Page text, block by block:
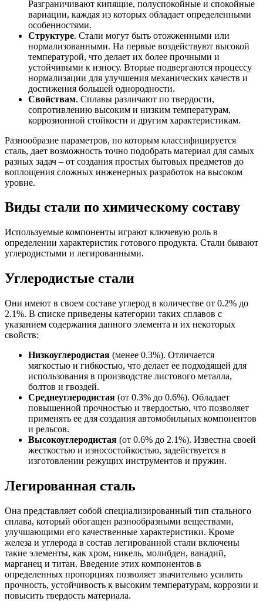
Разграничивают кипящие, полуспокойные и спокойные
вариации, каждая из которых обладает определенными
особенностями.
Структуре. Стали могут быть отожженными или
нормализованными. На первые воздействуют высокой
температурой, что делает их более прочными и
устойчивыми к износу. Вторые подвергаются процессу
нормализации для улучшения механических качеств и
достижения большей однородности.
Свойствам. Сплавы различают по твердости,
сопротивлению высоким и низким температурам,
коррозионной стойкости и другим характеристикам.
Разнообразие параметров, по которым классифицируется
сталь, дает возможность точно подобрать материал для самых
разных задач – от создания простых бытовых предметов до
воплощения сложных инженерных разработок на высоком
уровне.
Виды стали по химическому составу
Используемые компоненты играют ключевую роль в
определении характеристик готового продукта. Стали бывают
углеродистыми и легированными.
Углеродистые стали
Они имеют в своем составе углерод в количестве от 0.2% до
2.1%. В списке приведены категории таких сплавов с
указанием содержания данного элемента и их некоторых
свойств:
Низкоуглеродистая (менее 0.3%). Отличается
мягкостью и гибкостью, что делает ее подходящей для
использования в производстве листового металла,
болтов и гвоздей.
Среднеуглеродистая (от 0.3% до 0.6%). Обладает
повышенной прочностью и твердостью, что позволяет
применять ее для создания автомобильных компонентов
и рельсов.
Высокоуглеродистая (от 0.6% до 2.1%). Известна своей
жесткостью и износостойкостью, задействуется в
изготовлении режущих инструментов и пружин.
Легированная сталь
Она представляет собой специализированный тип стального
сплава, который обогащен разнообразными веществами,
улучшающими его качественные характеристики. Кроме
железа и углерода в состав легированной стали включены
такие элементы, как хром, никель, молибден, ванадий,
марганец и титан. Введение этих компонентов в
определенных пропорциях позволяет значительно усилить
прочность, устойчивость к высоким температурам, коррозии и
повысить твердость материала.